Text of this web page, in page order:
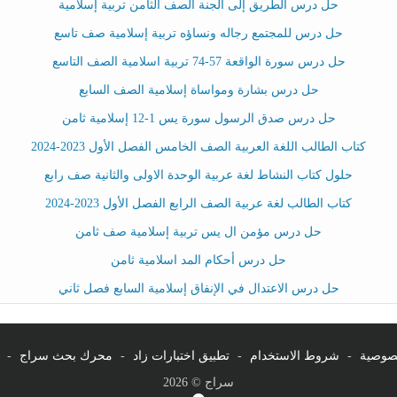
حل درس الطريق إلى الجنة الصف الثامن تربية إسلامية
حل درس للمجتمع رجاله ونساؤه تربية إسلامية صف تاسع
حل درس سورة الواقعة 57-74 تربية اسلامية الصف التاسع
حل درس بشارة ومواساة إسلامية الصف السابع
حل درس صدق الرسول سورة يس 1-12 إسلامية ثامن
كتاب الطالب اللغة العربية الصف الخامس الفصل الأول 2023-2024
حلول كتاب النشاط لغة عربية الوحدة الاولى والثانية صف رابع
كتاب الطالب لغة عربية الصف الرابع الفصل الأول 2023-2024
حل درس مؤمن ال يس تربية إسلامية صف ثامن
حل درس أحكام المد اسلامية ثامن
حل درس الاعتدال في الإنفاق إسلامية السابع فصل ثاني
- شروط الاستخدام - تطبيق اختبارات زاد - محرك بحث سراج -
سراج © 2026